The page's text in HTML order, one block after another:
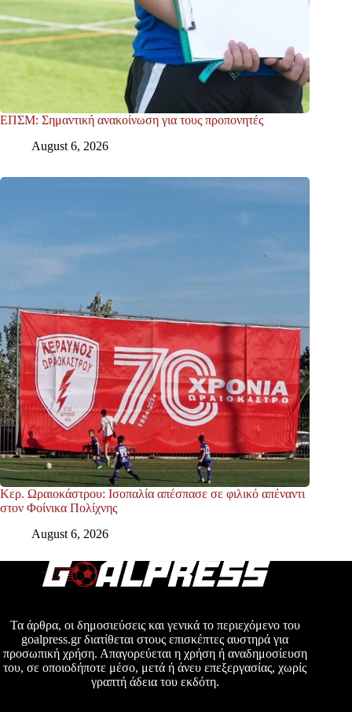
ΕΠΣΜ: Σημαντική ανακοίνωση για τους προπονητές
August 6, 2026
Κερ. Ωραιοκάστρου: Ισοπαλία απέσπασε σε φιλικό απέναντι
στον Φοίνικα Πολίχνης
August 6, 2026
Τα άρθρα, οι δημοσιεύσεις και γενικά το περιεχόμενο του
goalpress.gr διατίθεται στους επισκέπτες αυστηρά για
προσωπική χρήση. Απαγορεύεται η χρήση ή αναδημοσίευση
του, σε οποιοδήποτε μέσο, μετά ή άνευ επεξεργασίας, χωρίς
γραπτή άδεια του εκδότη.